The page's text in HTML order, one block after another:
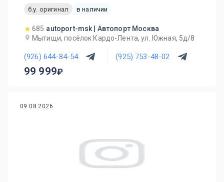
б.у. оригинал
в наличии
685 autoport-msk | Автопорт Москва
Мытищи, посёлок Кардо-Лента, ул. Южная, 5д/8
(926) 644-84-54 (925) 753-48-02
99 999
09.08.2026